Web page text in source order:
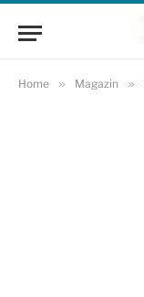
Home » Magazin »